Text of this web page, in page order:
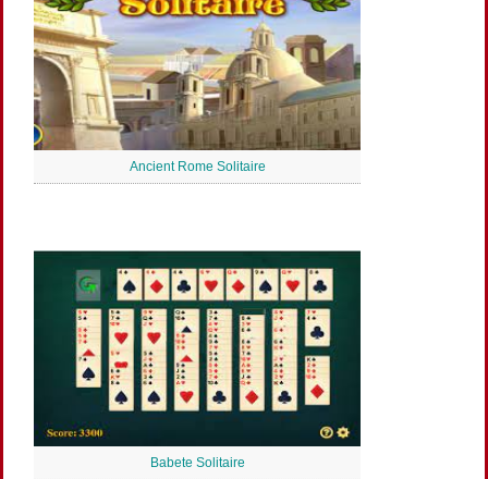
Ancient Rome Solitaire
Babete Solitaire